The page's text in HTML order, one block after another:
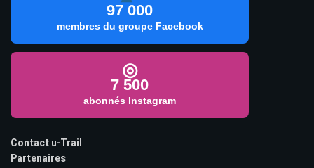
97 000
membres du groupe Facebook
◎
7 500
abonnés Instagram
Contact u-Trail
Partenaires